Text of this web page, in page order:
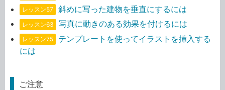
レッスン57 斜めに写った建物を垂直にするには
レッスン63 写真に動きのある効果を付けるには
レッスン75
テンプレートを使ってイラストを挿入する
には
ご注意